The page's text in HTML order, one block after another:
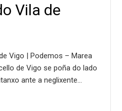
Vila de
Vigo | Podemos – Marea
de Vigo se poña do lado
ante a neglixente…